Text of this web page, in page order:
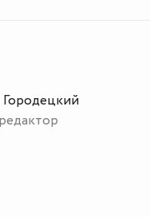
Городецкий